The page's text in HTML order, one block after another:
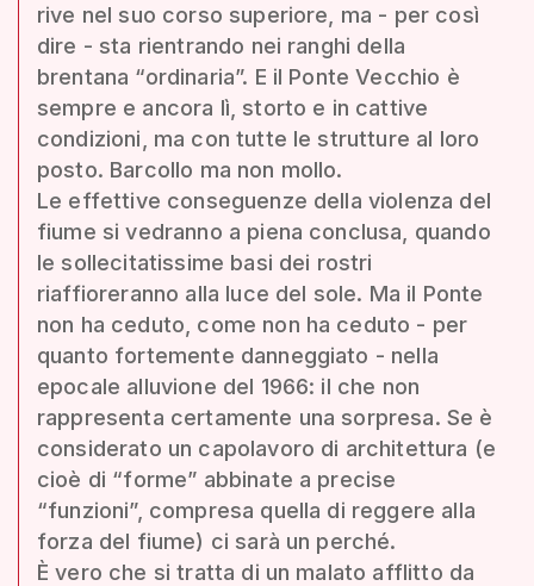
rive nel suo corso superiore, ma - per così
dire - sta rientrando nei ranghi della
brentana “ordinaria”. E il Ponte Vecchio è
sempre e ancora lì, storto e in cattive
condizioni, ma con tutte le strutture al loro
posto. Barcollo ma non mollo.
Le effettive conseguenze della violenza del
fiume si vedranno a piena conclusa, quando
le sollecitatissime basi dei rostri
riaffioreranno alla luce del sole. Ma il Ponte
non ha ceduto, come non ha ceduto - per
quanto fortemente danneggiato - nella
epocale alluvione del 1966: il che non
rappresenta certamente una sorpresa. Se è
considerato un capolavoro di architettura (e
cioè di “forme” abbinate a precise
“funzioni”, compresa quella di reggere alla
forza del fiume) ci sarà un perché.
È vero che si tratta di un malato afflitto da